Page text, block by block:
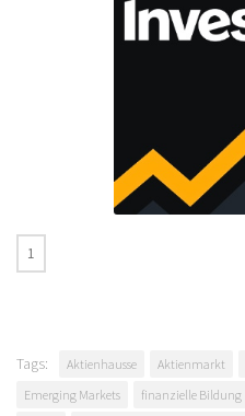
Tags: Aktienhausse Aktienmarkt
Emerging Markets
finanzielle Bildung